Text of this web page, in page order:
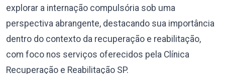
explorar a internação compulsória sob uma
perspectiva abrangente, destacando sua importância
dentro do contexto da recuperação e reabilitação,
com foco nos serviços oferecidos pela Clínica
Recuperação e Reabilitação SP.